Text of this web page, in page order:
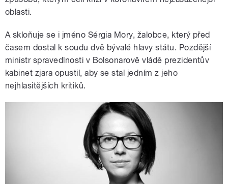
oblasti.
A skloňuje se i jméno Sérgia Mory, žalobce, který před
časem dostal k soudu dvě bývalé hlavy státu. Pozdější
ministr spravedlnosti v Bolsonarově vládě prezidentův
kabinet zjara opustil, aby se stal jedním z jeho
nejhlasitějších kritiků.